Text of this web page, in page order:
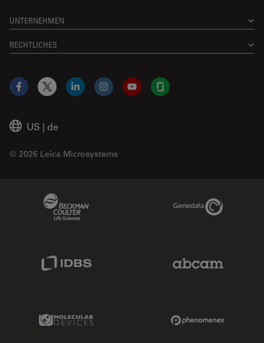
UNTERNEHMEN
RECHTLICHES
US | de
© 2026 Leica Microsystems
Facebook
X LinkedInInstagramYouTubeGlassdoor
Genedata Link
Molecular Devices Link